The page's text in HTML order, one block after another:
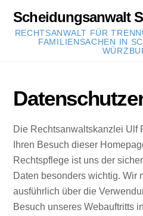
content
Scheidungsanwalt
RECHTSANWALT FÜR
FAMILIENSACHEN IN
Die Rechtsanwaltskanzlei Ulf
Ihren Besuch dieser
Rechtspflege ist uns der
Daten besonders wichtig. Wir
ausführlich über die
Besuch unseres Webauftritts